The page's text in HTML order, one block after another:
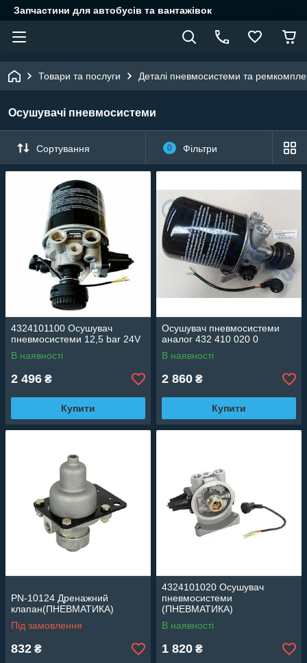
Запчастини для автобусів та вантажівок
Товари та послуги Деталі пневмосистеми та
Осушувачі пневмосистеми
Сортування 0 Фільтри
4324101100 Осушувач
пневмосистеми 12,5 bar 24V
В наявності
2 496 ₴
Купити
Осушувач пневмосистеми
аналог 432 410 020 0
В наявності
2 860 ₴
Купити
PN-10124 Дренажний
клапан(ПНЕВМАТИКА)
Під замовлення
832 ₴
4324101020 Осушувач
пневмосистеми
(ПНЕВМАТИКА)
В наявності
1 820 ₴